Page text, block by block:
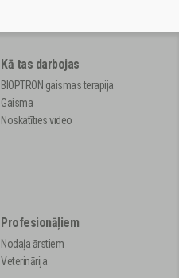
Kā tas darbojas
BIOPTRON gaismas terapija
Gaisma
Noskatīties video
Profesionāļiem
Nodaļa ārstiem
Veterinārija